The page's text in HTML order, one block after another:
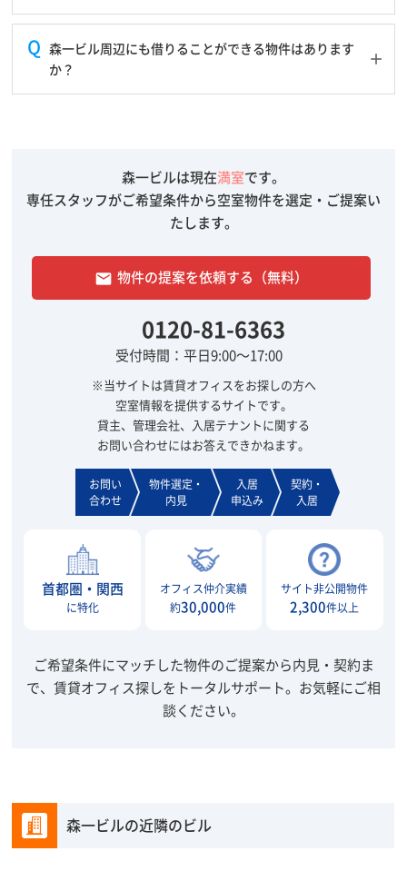
森一ビル周辺にも借りることができる物件はあります
か？
森一ビルは現在満室です。
専任スタッフがご希望条件から空室物件を選定・ご提案い
たします。
email 物件の提案を依頼する（無料）
0120-81-6363
受付時間：平日9:00～17:00
※当サイトは賃貸オフィスをお探しの方へ
空室情報を提供するサイトです。
貸主、管理会社、入居テナントに関する
お問い合わせにはお答えできかねます。
お問い
合わせ
物件選定・
内見
入居
申込み
契約・
入居
首都圏・関西
に特化
オフィス仲介実績
約30,000件
サイト非公開物件
2,300件以上
ご希望条件にマッチした物件のご提案から内見・契約ま
で、賃貸オフィス探しをトータルサポート。 お気軽にご相
談ください。
森一ビルの近隣のビル